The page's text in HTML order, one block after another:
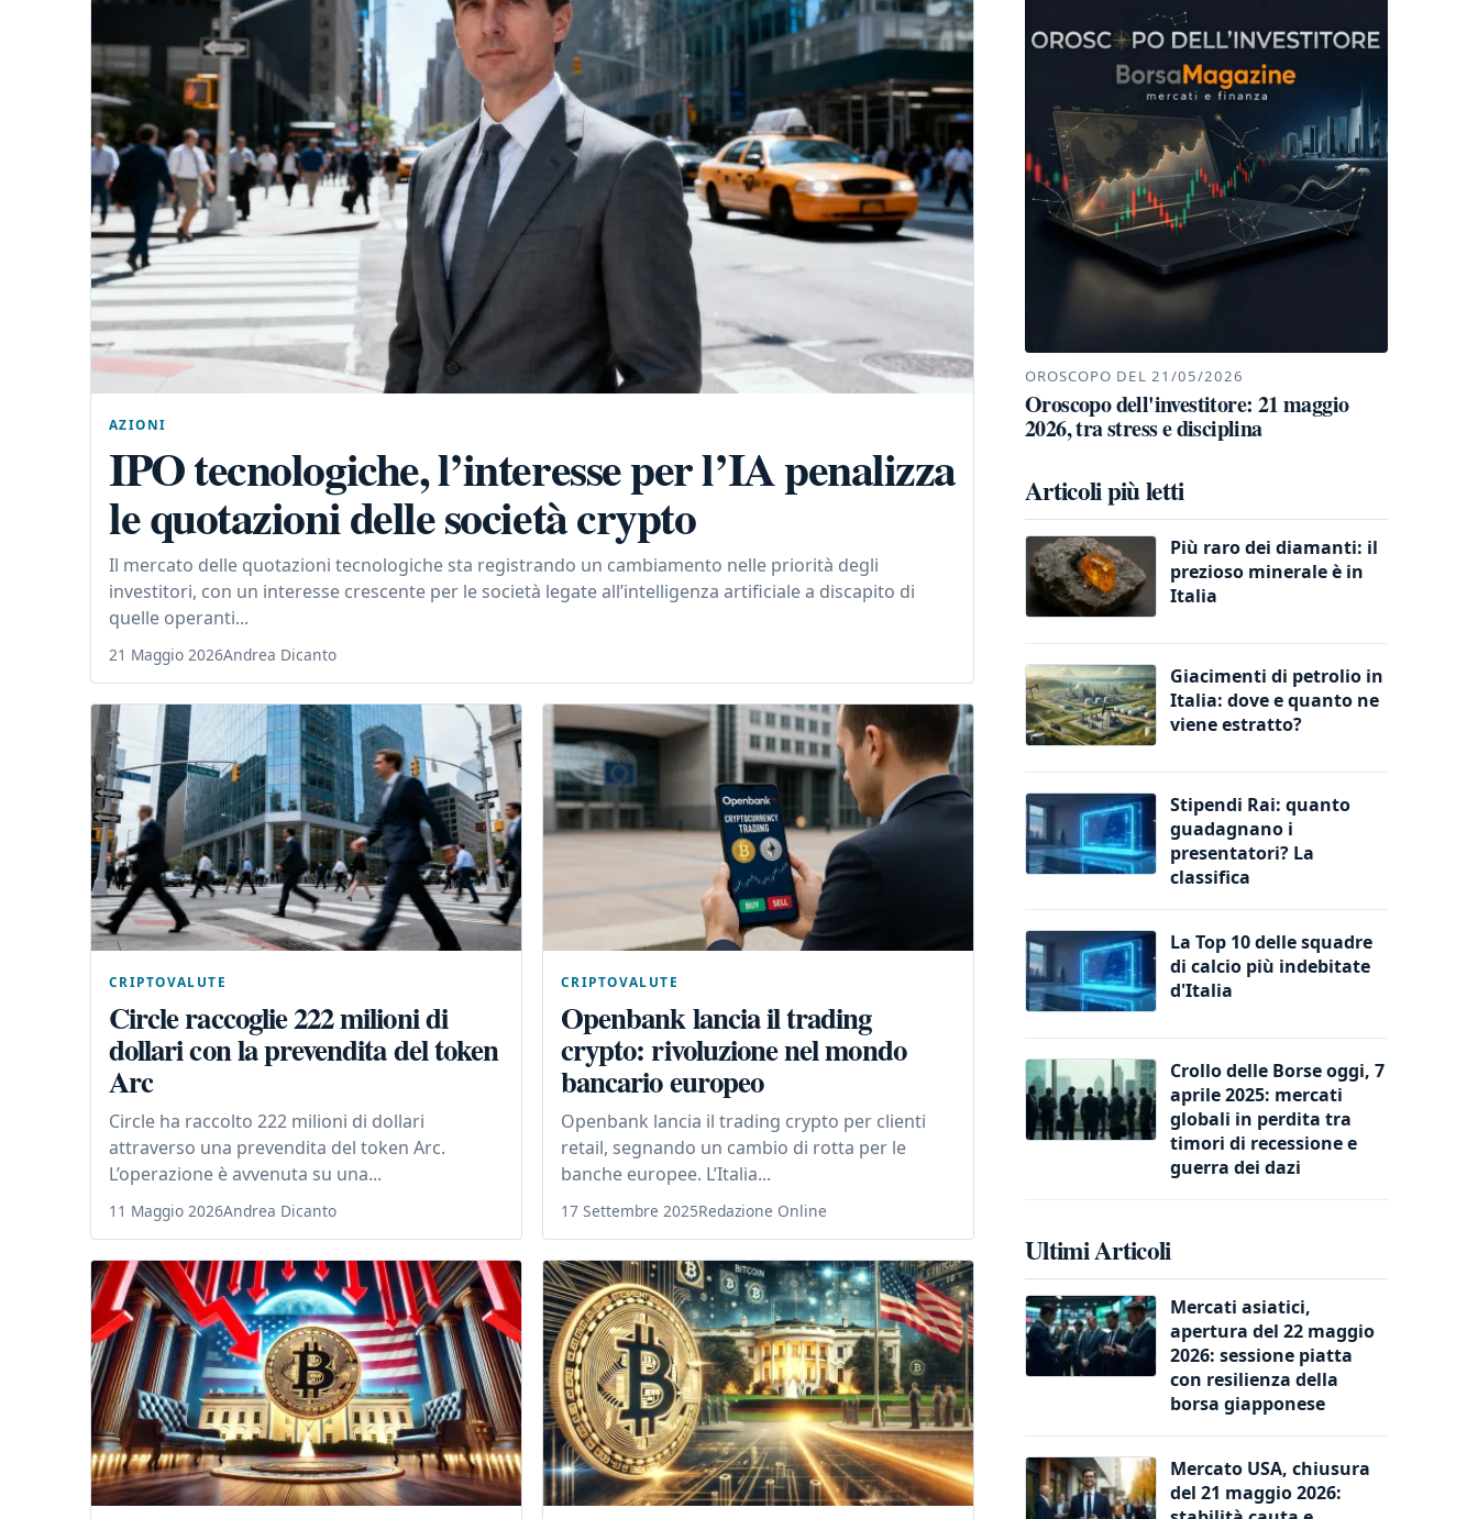
AZIONI
IPO tecnologiche, l’interesse per l’IA penalizza
le quotazioni delle società crypto
Il mercato delle quotazioni tecnologiche sta registrando un cambiamento nelle priorità degli
investitori, con un interesse crescente per le società legate all’intelligenza artificiale a discapito di
quelle operanti...
21 Maggio 2026Andrea Dicanto
CRIPTOVALUTE
Circle raccoglie 222 milioni di
dollari con la prevendita del token
Arc
Circle ha raccolto 222 milioni di dollari
attraverso una prevendita del token Arc.
L’operazione è avvenuta su una...
11 Maggio 2026Andrea Dicanto
CRIPTOVALUTE
Openbank lancia il trading
crypto: rivoluzione nel mondo
bancario europeo
Openbank lancia il trading crypto per clienti
retail, segnando un cambio di rotta per le
banche europee. L’Italia...
17 Settembre 2025Redazione Online
OROSCOPO DEL 21/05/2026
Oroscopo dell'investitore: 21 maggio
2026, tra stress e disciplina
Articoli più letti
Più raro dei diamanti: il
prezioso minerale è in
Italia
Giacimenti di petrolio in
Italia: dove e quanto ne
viene estratto?
Stipendi Rai: quanto
guadagnano i
presentatori? La
classifica
La Top 10 delle squadre
di calcio più indebitate
d'Italia
Crollo delle Borse oggi, 7
aprile 2025: mercati
globali in perdita tra
timori di recessione e
guerra dei dazi
Ultimi Articoli
Mercati asiatici,
apertura del 22 maggio
2026: sessione piatta
con resilienza della
borsa giapponese
Mercato USA, chiusura
del 21 maggio 2026: